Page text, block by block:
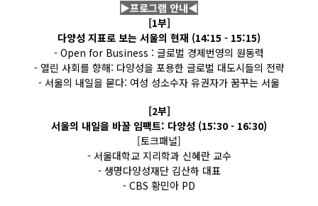
▶프로그램 안내◀
[1부]
다양성 지표로 보는 서울의 현재 (14:15 - 15:15)
- Open for Business : 글로벌 경제번영의 원동력
- 열린 사회를 향해: 다양성을 포용한 글로벌 대도시들의 전략
- 서울의 내일을 묻다: 여성 성소수자 유권자가 꿈꾸는 서울
[2부]
서울의 내일을 바꿀 임팩트: 다양성 (15:30 - 16:30)
[토크패널]
- 서울대학교 지리학과 신혜란 교수
- 생명다양성재단 김산하 대표
- CBS 황민아 PD